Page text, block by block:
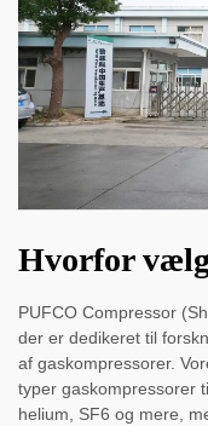
Hvorfor
PUFCO Compressor
der er dedikeret til
af gaskompressorer.
typer gaskompressorer
helium, SF6 og mere,